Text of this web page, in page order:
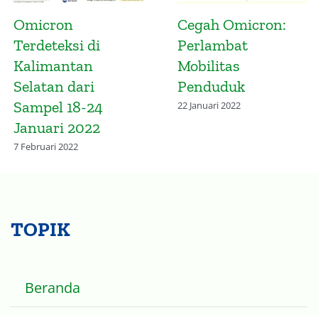
Mitigasi Potensi
Penyebaran Varian
Omicron
28 November 2021
Infografis
Gelombang
Keempat
Kalimantan
Selatan dan
TOPIK
Beranda